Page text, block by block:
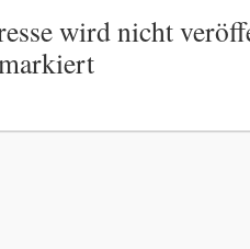
wird nicht